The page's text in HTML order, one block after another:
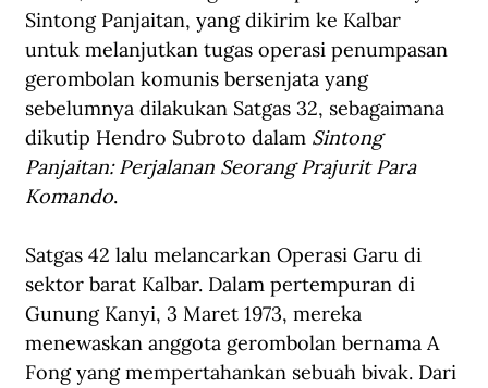
Sintong Panjaitan, yang dikirim ke Kalbar
untuk melanjutkan tugas operasi penumpasan
gerombolan komunis bersenjata yang
sebelumnya dilakukan Satgas 32, sebagaimana
dikutip Hendro Subroto dalam Sintong
Panjaitan: Perjalanan Seorang Prajurit Para
Komando.
Satgas 42 lalu melancarkan Operasi Garu di
sektor barat Kalbar. Dalam pertempuran di
Gunung Kanyi, 3 Maret 1973, mereka
menewaskan anggota gerombolan bernama A
Fong yang mempertahankan sebuah bivak. Dari